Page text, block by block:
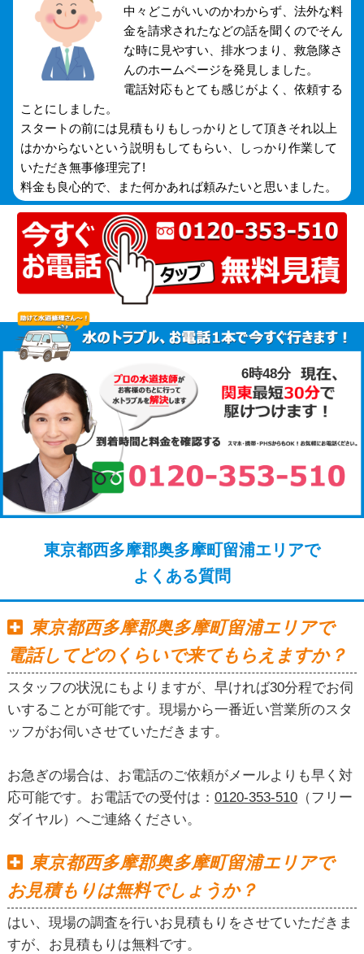
中々どこがいいのかわからず、法外な料
金を請求されたなどの話を聞くのでそん
な時に見やすい、排水つまり、救急隊さ
んのホームページを発見しました。
電話対応もとても感じがよく、依頼する
ことにしました。
スタートの前には見積もりもしっかりとして頂きそれ以上
はかからないという説明もしてもらい、しっかり作業して
いただき無事修理完了!
料金も良心的で、また何かあれば頼みたいと思いました。
6時48分
東京都西多摩郡奥多摩町留浦エリアで
よくある質問
東京都西多摩郡奥多摩町留浦エリアで
電話してどのくらいで来てもらえますか？
スタッフの状況にもよりますが、早ければ30分程でお伺
いすることが可能です。現場から一番近い営業所のスタ
ッフがお伺いさせていただきます。
お急ぎの場合は、お電話のご依頼がメールよりも早く対
応可能です。お電話での受付は： 0120-353-510（フリー
ダイヤル）へご連絡ください。
東京都西多摩郡奥多摩町留浦エリアで
お見積もりは無料でしょうか？
はい、現場の調査を行いお見積もりをさせていただきま
すが、お見積もりは無料です。